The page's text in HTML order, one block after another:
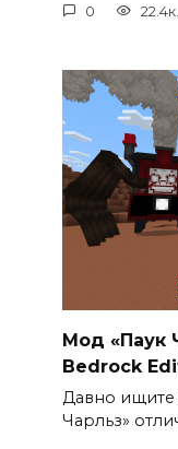
0 22.4к.
Мод «Паук
Bedrock
Давно ищите
Чарльз»